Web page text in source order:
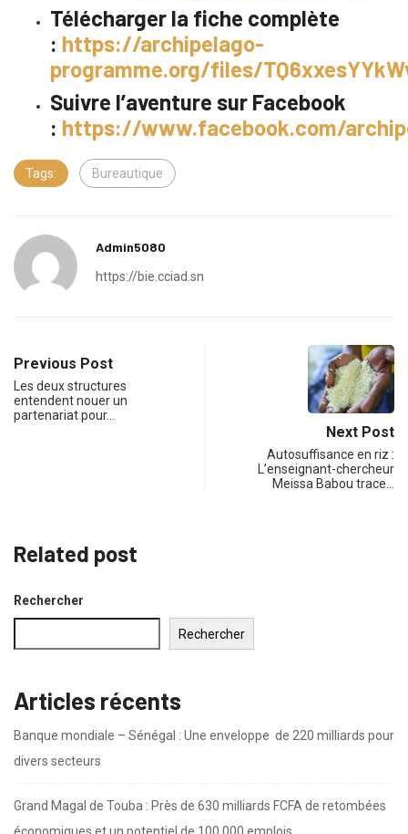
Télécharger la fiche complète
: https://archipelago-
programme.org/files/
Suivre l’aventure sur Facebook
: https://www.facebook.com/
Tags: Bureautique
Admin5080
https://bie.cciad.sn
Previous Post
Les deux structures
entendent nouer un
partenariat pour…
Next Post
Autosuffisance en riz :
L’enseignant-chercheur
Meissa Babou trace…
Related post
Rechercher
Rechercher
Articles récents
Banque mondiale – Sénégal : Une enveloppe de 220 milliards pour
divers secteurs
Grand Magal de Touba : Près de 630 milliards FCFA de retombées